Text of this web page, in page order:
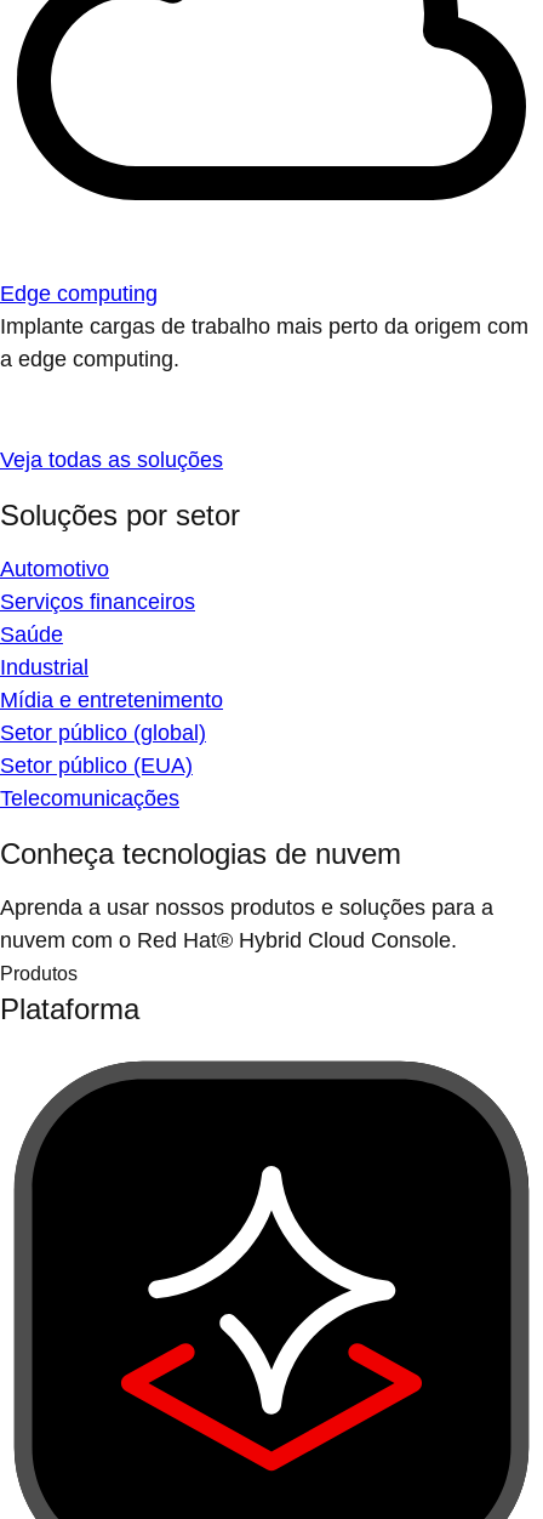
Edge computing
Implante cargas de trabalho mais perto da origem com
a edge computing.
Veja todas as soluções
Soluções por setor
Automotivo
Serviços financeiros
Saúde
Industrial
Mídia e entretenimento
Setor público (global)
Setor público (EUA)
Telecomunicações
Conheça tecnologias de nuvem
Aprenda a usar nossos produtos e soluções para a
nuvem com o Red Hat® Hybrid Cloud Console.
Produtos
Plataforma